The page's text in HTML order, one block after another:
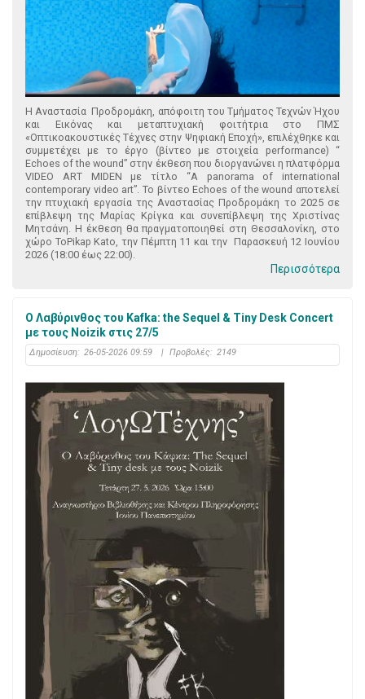
Η Αναστασία Προδρομάκη, απόφοιτη του Τμήματος Τεχνών Ήχου
και Εικόνας και μεταπτυχιακή φοιτήτρια στο ΠΜΣ
«Οπτικοακουστικές Τέχνες στην Ψηφιακή Εποχή», επιλέχθηκε και
συμμετέχει με το έργο (βίντεο με στοιχεία performance) “
Echoes of the wound” στην έκθεση που διοργανώνει η πλατφόρμα
VIDEO ART MIDEN με τίτλο “A panorama of international
contemporary video art”. Το βίντεο Echoes of the wound αποτελεί
την πτυχιακή εργασία της Αναστασίας Προδρομάκη το 2025 σε
επίβλεψη της Μαρίας Κρίγκα και συνεπίβλεψη της Χριστίνας
Μητσάνη. Η έκθεση θα πραγματοποιηθεί στη Θεσσαλονίκη, στο
χώρο ToPikap Kato, την Πέμπτη 11 και την Παρασκευή 12 Ιουνίου
2026 (18:00 έως 22:00).
Περισσότερα
Ο Λαβύρινθος του Kafka: the Sequel & Tiny Desk Concert
με τους Noizik στις 27/5
Δημοσίευση: 26-05-2026 09:59 | Προβολές: 2149